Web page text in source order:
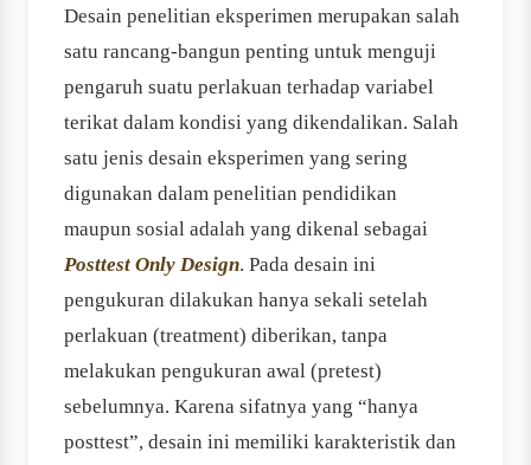
Desain penelitian eksperimen merupakan salah
satu rancang-bangun penting untuk menguji
pengaruh suatu perlakuan terhadap variabel
terikat dalam kondisi yang dikendalikan. Salah
satu jenis desain eksperimen yang sering
digunakan dalam penelitian pendidikan
maupun sosial adalah yang dikenal sebagai
Posttest Only Design. Pada desain ini
pengukuran dilakukan hanya sekali setelah
perlakuan (treatment) diberikan, tanpa
melakukan pengukuran awal (pretest)
sebelumnya. Karena sifatnya yang “hanya
posttest”, desain ini memiliki karakteristik dan